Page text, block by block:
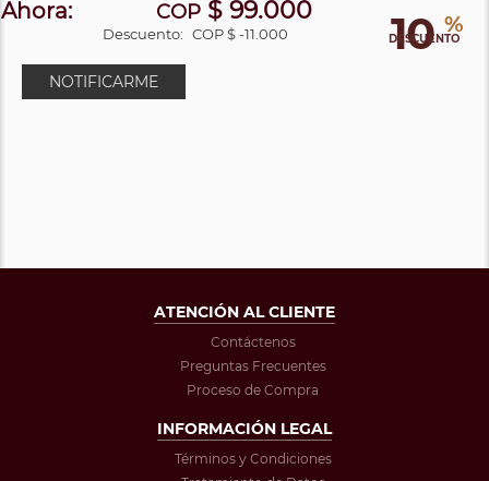
10 %
DESCUENTO
Ahora: COP$ 99.000
Descuento: COP $ -11.000
NOTIFICARME
ATENCIÓN AL CLIENTE
Contáctenos
Preguntas Frecuentes
Proceso de Compra
INFORMACIÓN LEGAL
Términos y Condiciones